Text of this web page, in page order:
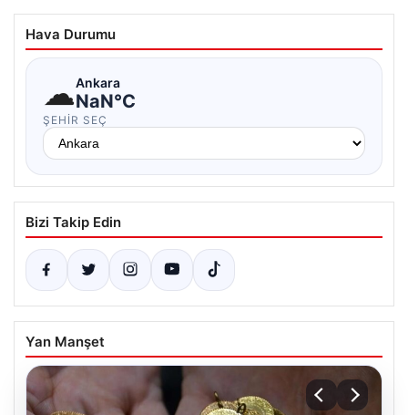
Hava Durumu
☁Ankara
NaN°C
ŞEHIR SEÇ
Bizi Takip Edin
Yan Manşet